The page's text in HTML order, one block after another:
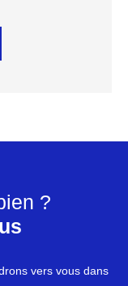
?
vers vous dans